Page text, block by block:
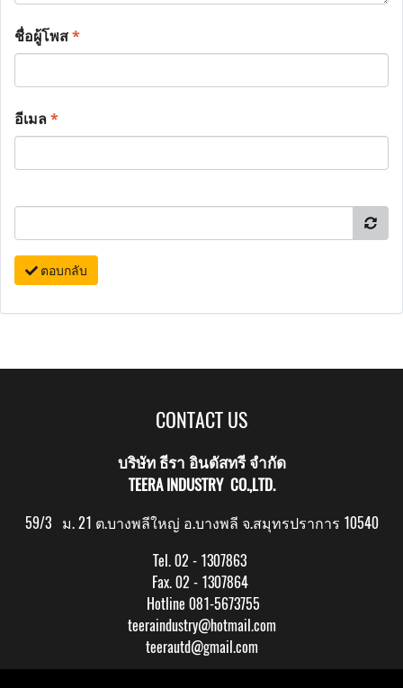
ชื่อผู้โพส*
อีเมล*
ตอบกลับ
CONTACT US
บริษัท ธีรา อินดัสทรี จำกัด
TEERA INDUSTRY CO.,LTD.
59/3 ม. 21 ต.บางพลีใหญ่ อ.บางพลี จ.สมุทรปราการ 10540
Tel. 02 - 1307863
Fax. 02 - 1307864
Hotline 081-5673755
teeraindustry@hotmail.com
teerautd@gmail.com